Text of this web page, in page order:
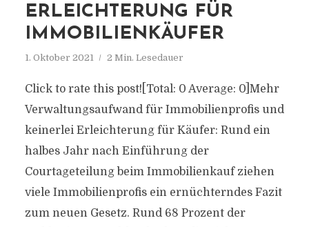
ERLEICHTERUNG FÜR
IMMOBILIENKÄUFER
1. Oktober 2021 2 Min. Lesedauer
Click to rate this post![Total: 0 Average: 0]Mehr
Verwaltungsaufwand für Immobilienprofis und
keinerlei Erleichterung für Käufer: Rund ein
halbes Jahr nach Einführung der
Courtageteilung beim Immobilienkauf ziehen
viele Immobilienprofis ein ernüchterndes Fazit
zum neuen Gesetz. Rund 68 Prozent der